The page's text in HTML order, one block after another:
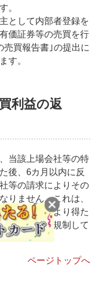
。
として内部者登録を
価証券等の売買を行
売買報告書｣の提出に
す。
利益の返
当該上場会社等の特
後、6カ月以内に反
等の請求によりその
りません。これは、
務や地位により得た
短期売買を規制して
ページトップへ